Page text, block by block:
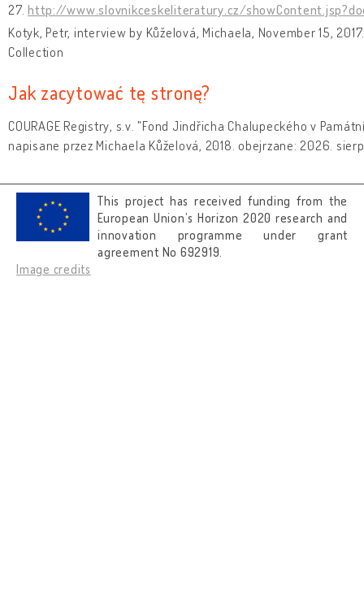
27. http://www.slovnikceskeliteratury.cz/
Kotyk, Petr, interview by Kůželová, Michaela, November 15,
Collection
Jak zacytować tę stronę?
COURAGE Registry, s.v. "Fond Jindřicha Chalupeckého v
napisane przez Michaela Kůželová, 2018. obejrzane: 2026.
This project has received funding from the
European Union’s Horizon 2020 research and
innovation programme under grant
agreement No 692919.
Image credits